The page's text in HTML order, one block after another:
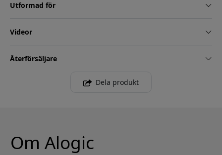
Utformad för
Videor
Återförsäljare
Dela produkt
Om Alogic